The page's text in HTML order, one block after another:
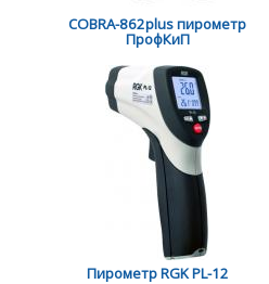
COBRA-862plus пирометр
ПрофКиП
Пирометр RGK PL-12